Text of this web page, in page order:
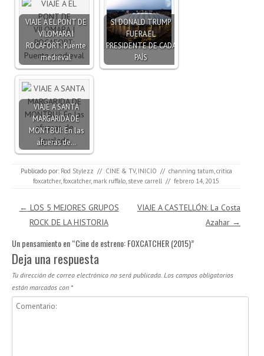
VIAJE A EL PONT DE
VILOMARA I
ROCAFORT: Puente
medieval
SI DONALD TRUMP
FUERA EL
PRESIDENTE DE CADA
PAÍS
VIAJE A SANTA
MARGARIDA DE
MONTBUI: En las
afueras de…
Publicado por: Rod Stylezz // CINE & TV, INICIO // channing tatum,critica
foxcatcher,foxcatcher, mark ruffalo, steve carrell // febrero 14, 2015
Navegación de entradas
← LOS 5 MEJORES GRUPOS
ROCK DE LA HISTORIA
VIAJE A CASTELLÓN: La Costa
Azahar →
Un pensamiento en “Cine de estreno: FOXCATCHER (2015)”
Deja una respuesta
Tu dirección de correo electrónico no será publicada. Los campos obligatorios
están marcados con *